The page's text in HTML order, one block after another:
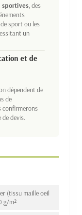
sportives, des
sport ou les
un
et de
dépendent de
de
confirmerons
devis.
(tissu maille oeil
g/m²